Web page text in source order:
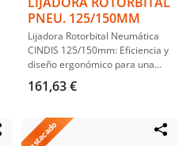
PNEU. 125/150MM
Lijadora Rotorbital Neumática
CINDIS 125/150mm: Eficiencia y
diseño ergonómico para una
mayor productividad y un lijado
de alta calidad en diversos
161,63 €
Destacado